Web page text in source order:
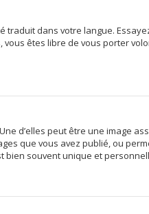
dans votre langue.
êtes libre de vous porter
d’elles peut être une image
que vous avez publié, ou
bien souvent unique et